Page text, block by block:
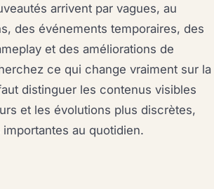
arrivent par vagues, au
des événements temporaires, des
et des améliorations de
ce qui change vraiment sur la
distinguer les contenus visibles
et les évolutions plus discrètes,
au quotidien.